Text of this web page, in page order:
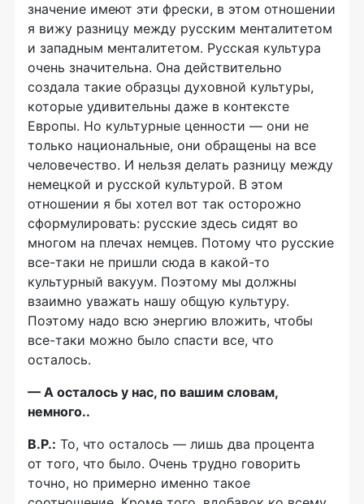
значение имеют эти фрески, в этом отношении
я вижу разницу между русским менталитетом
и западным менталитетом. Русская культура
очень значительна. Она действительно
создала такие образцы духовной культуры,
которые удивительны даже в контексте
Европы. Но культурные ценности — они не
только национальные, они обращены на все
человечество. И нельзя делать разницу между
немецкой и русской культурой. В этом
отношении я бы хотел вот так осторожно
сформулировать: русские здесь сидят во
многом на плечах немцев. Потому что русские
все-таки не пришли сюда в какой-то
культурный вакуум. Поэтому мы должны
взаимно уважать нашу общую культуру.
Поэтому надо всю энергию вложить, чтобы
все-таки можно было спасти все, что
осталось.
— А осталось у нас, по вашим словам,
немного..
В.Р.: То, что осталось — лишь два процента
от того, что было. Очень трудно говорить
точно, но примерно именно такое